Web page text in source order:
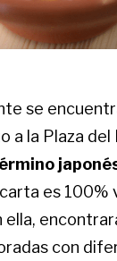
se
a la Plaza del
es 100%
ella,
con